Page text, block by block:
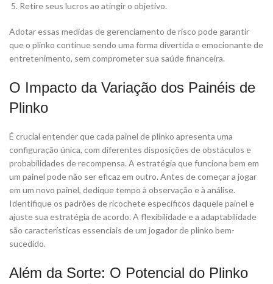
Retire seus lucros ao atingir o objetivo.
Adotar essas medidas de gerenciamento de risco pode garantir
que o plinko continue sendo uma forma divertida e emocionante de
entretenimento, sem comprometer sua saúde financeira.
O Impacto da Variação dos Painéis de
Plinko
É crucial entender que cada painel de plinko apresenta uma
configuração única, com diferentes disposições de obstáculos e
probabilidades de recompensa. A estratégia que funciona bem em
um painel pode não ser eficaz em outro. Antes de começar a jogar
em um novo painel, dedique tempo à observação e à análise.
Identifique os padrões de ricochete específicos daquele painel e
ajuste sua estratégia de acordo. A flexibilidade e a adaptabilidade
são características essenciais de um jogador de plinko bem-
sucedido.
Além da Sorte: O Potencial do Plinko